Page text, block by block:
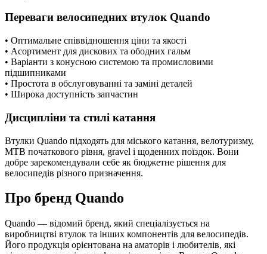
Переваги велосипедних втулок Quando
• Оптимальне співвідношення ціни та якості
• Асортимент для дискових та ободних гальм
• Варіанти з конусною системою та промисловими
підшипниками
• Простота в обслуговуванні та заміні деталей
• Широка доступність запчастин
Дисципліни та стилі катання
Втулки Quando підходять для міського катання, велотуризму,
MTB початкового рівня, gravel і щоденних поїздок. Вони
добре зарекомендували себе як бюджетне рішення для
велосипедів різного призначення.
Про бренд Quando
Quando — відомий бренд, який спеціалізується на
виробництві втулок та інших компонентів для велосипедів.
Його продукція орієнтована на аматорів і любителів, які